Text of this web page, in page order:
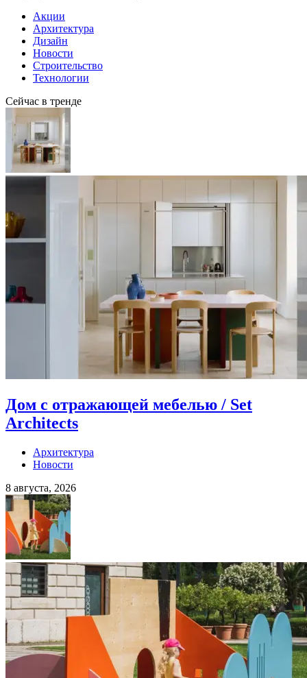
Акции
Архитектура
Дизайн
Новости
Строительство
Технологии
Сейчас в тренде
Дом с отражающей мебелью / Set
Architects
Архитектура
Новости
8 августа, 2026